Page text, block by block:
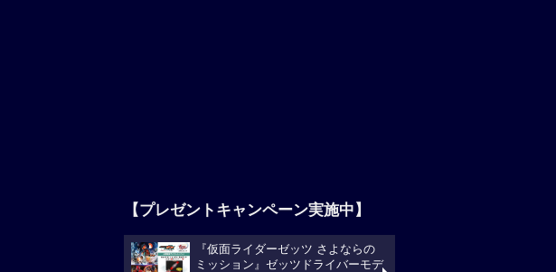
【プレゼントキャンペーン実施中】
『仮面ライダーゼッツ さよならの
ミッション』ゼッツドライバーモデ